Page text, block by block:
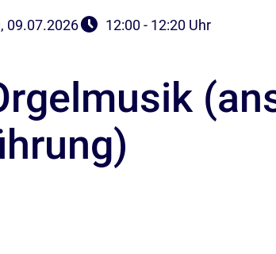
09.07.2026 12:00 - 12:20 Uhr